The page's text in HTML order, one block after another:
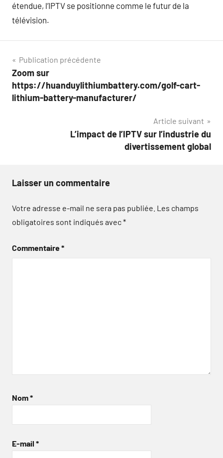
étendue, l’IPTV se positionne comme le futur de la
télévision.
Navigation
de
l’article
Publication précédente
Zoom sur
https://huanduylithiumbattery.com/golf-cart-
lithium-battery-manufacturer/
Article suivant
L’impact de l’IPTV sur l’industrie du
divertissement global
Laisser un commentaire
Votre adresse e-mail ne sera pas publiée. Les champs
obligatoires sont indiqués avec*
Commentaire*
Nom*
E-mail *